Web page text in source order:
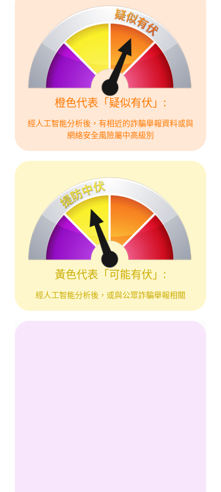
橙色代表「疑似有伏」:
經人工智能分析後，有相近的詐騙舉報資料或與
網絡安全風險屬中高級別
黃色代表「可能有伏」:
經人工智能分析後，或與公眾詐騙舉報相關